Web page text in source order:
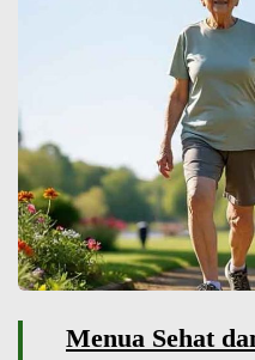
Menua Sehat